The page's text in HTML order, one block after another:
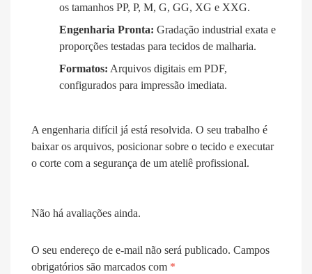
os tamanhos PP, P, M, G, GG, XG e XXG.
Engenharia Pronta: Gradação industrial exata e
proporções testadas para tecidos de malharia.
Formatos: Arquivos digitais em PDF,
configurados para impressão imediata.
A engenharia difícil já está resolvida. O seu trabalho é
baixar os arquivos, posicionar sobre o tecido e executar
o corte com a segurança de um ateliê profissional.
Não há avaliações ainda.
O seu endereço de e-mail não será publicado. Campos
obrigatórios são marcados com *